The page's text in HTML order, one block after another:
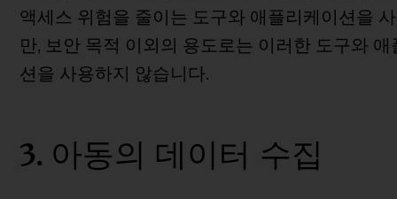
액세스 위험을 줄이는 도구와 애플리케이션을
만, 보안 목적 이외의 용도로는 이러한 도구와 애
션을 사용하지 않습니다.
3. 아동의 데이터 수집